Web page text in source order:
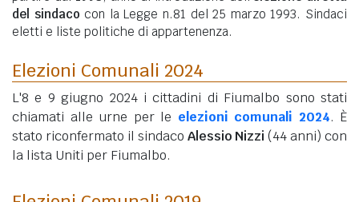
del sindaco con la Legge n.81 del 25 marzo 1993. Sindaci
eletti e liste politiche di appartenenza.
Elezioni Comunali 2024
L'8 e 9 giugno 2024 i cittadini di Fiumalbo sono stati
chiamati alle urne per le elezioni comunali 2024. È
stato riconfermato il sindaco Alessio Nizzi (44 anni) con
la lista Uniti per Fiumalbo.